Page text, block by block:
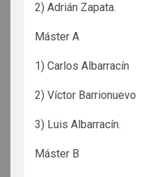
2) Adrián Zapata.
Máster A
1) Carlos Albarracín
2) Víctor Barrionuevo
3) Luis Albarracín.
Máster B